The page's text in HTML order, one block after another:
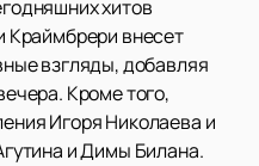
хитов
Краймбрери внесет
взгляды, добавляя
Кроме того,
Игоря Николаева и
и Димы Билана.